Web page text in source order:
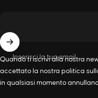
Inserisci la tua email
Quando ti iscrivi alla nostra
accettato la nostra politica
in qualsiasi momento